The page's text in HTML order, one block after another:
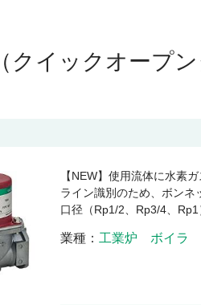
クイックオープン
【NEW】使用流体に水素
ライン識別のため、ボンネ
口径（Rp1/2、Rp3/4、
業種 工業炉 ボイラ